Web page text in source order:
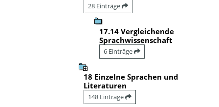
28 Einträge
17.14 Vergleichende
Sprachwissenschaft
6 Einträge
18 Einzelne Sprachen und
Literaturen
148 Einträge